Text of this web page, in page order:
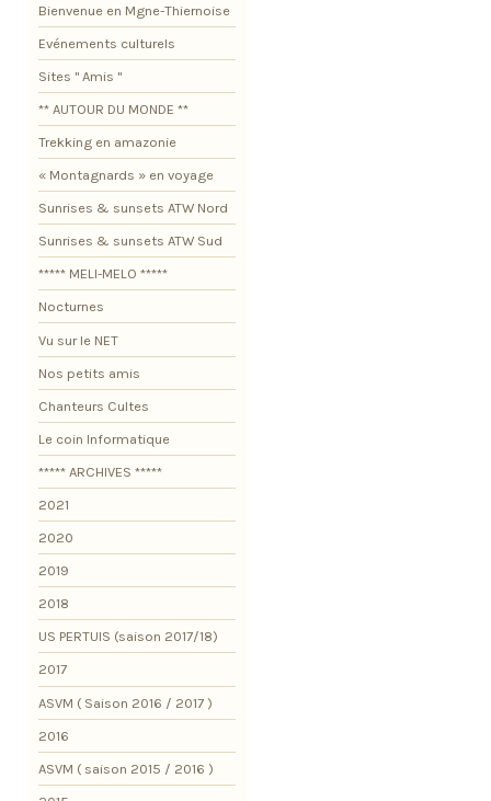
Bienvenue en Mgne-Thiernoise
Evénements culturels
Sites " Amis "
** AUTOUR DU MONDE **
Trekking en amazonie
« Montagnards » en voyage
Sunrises & sunsets ATW Nord
Sunrises & sunsets ATW Sud
***** MELI-MELO *****
Nocturnes
Vu sur le NET
Nos petits amis
Chanteurs Cultes
Le coin Informatique
***** ARCHIVES *****
2021
2020
2019
2018
US PERTUIS (saison 2017/18)
2017
ASVM ( Saison 2016 / 2017 )
2016
ASVM ( saison 2015 / 2016 )